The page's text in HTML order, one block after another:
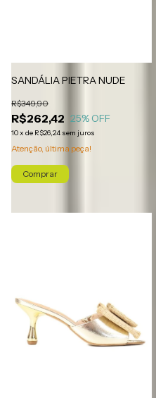
SANDÁLIA PIETRA NUDE
R$262,42
R$349,90
25% OFF
10x de R$26,24 sem juros
Atenção, última peça!
Comprar